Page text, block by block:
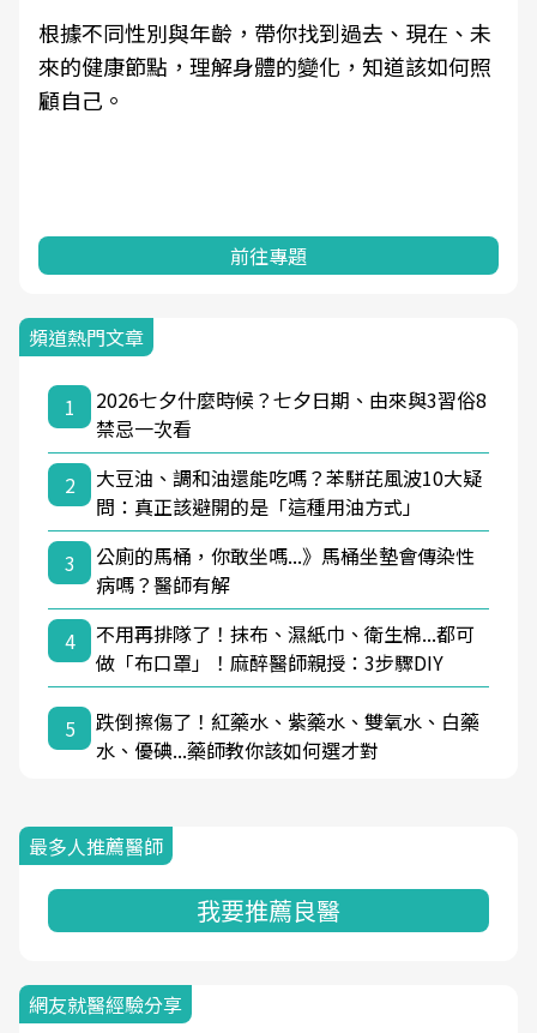
根據不同性別與年齡，帶你找到過去、現在、未
來的健康節點，理解身體的變化，知道該如何照
顧自己。
前往專題
頻道熱門文章
1
2026七夕什麼時候？七夕日期、由來與3習俗8
禁忌一次看
2
大豆油、調和油還能吃嗎？苯駢芘風波10大疑
問：真正該避開的是「這種用油方式」
3
公廁的馬桶，你敢坐嗎...》馬桶坐墊會傳染性
病嗎？醫師有解
4
不用再排隊了！抹布、濕紙巾、衛生棉...都可
做「布口罩」！麻醉醫師親授：3步驟DIY
5
跌倒擦傷了！紅藥水、紫藥水、雙氧水、白藥
水、優碘...藥師教你該如何選才對
最多人推薦醫師
我要推薦良醫
網友就醫經驗分享